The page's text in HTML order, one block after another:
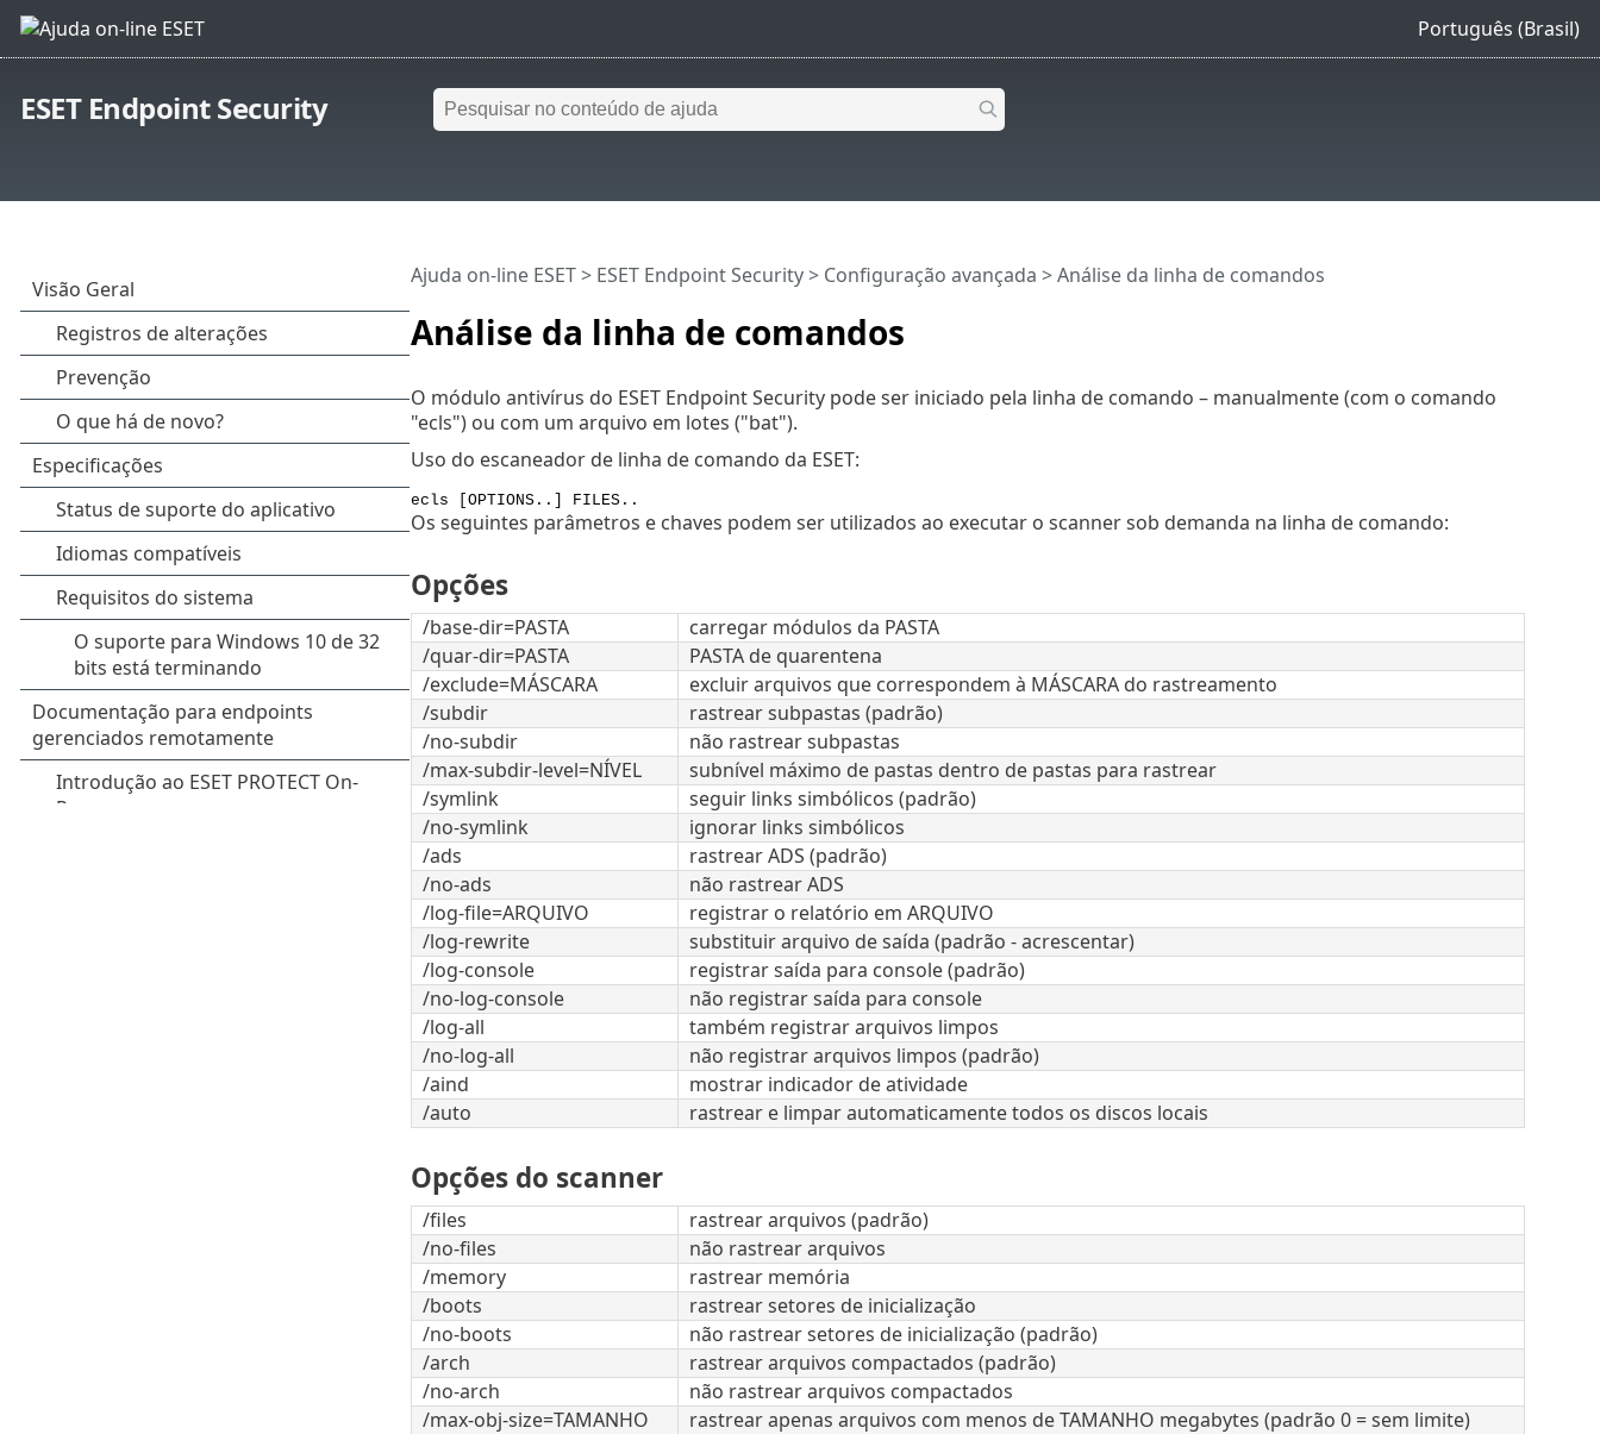
Português (Brasil)
ESET Endpoint Security
Análise da linha de comandos
Ajuda on-line ESET> ESET Endpoint Security> Configuração avançada > Análise da linha de comandos
O módulo antivírus do ESET Endpoint Security pode ser iniciado pela linha de comando – manualmente (com o comando
"ecls") ou com um arquivo em lotes ("bat").
Uso do escaneador de linha de comando da ESET:
ecls [OPTIONS..] FILES..
Os seguintes parâmetros e chaves podem ser utilizados ao executar o scanner sob demanda na linha de comando:
Opções
/base-dir=PASTA
carregar módulos da PASTA
/quar-dir=PASTA
PASTA de quarentena
/exclude=MÁSCARA
excluir arquivos que correspondem à MÁSCARA do rastreamento
/subdir
rastrear subpastas (padrão)
/no-subdir
não rastrear subpastas
/max-subdir-level=NÍVEL
subnível máximo de pastas dentro de pastas para rastrear
/symlink
seguir links simbólicos (padrão)
/no-symlink
ignorar links simbólicos
/ads
rastrear ADS (padrão)
/no-ads
não rastrear ADS
/log-file=ARQUIVO
registrar o relatório em ARQUIVO
/log-rewrite
substituir arquivo de saída (padrão - acrescentar)
/log-console
registrar saída para console (padrão)
/no-log-console
não registrar saída para console
/log-all
também registrar arquivos limpos
/no-log-all
não registrar arquivos limpos (padrão)
/aind
mostrar indicador de atividade
/auto
rastrear e limpar automaticamente todos os discos locais
Opções do scanner
/files
rastrear arquivos (padrão)
/no-files
não rastrear arquivos
/memory
rastrear memória
/boots
rastrear setores de inicialização
/no-boots
não rastrear setores de inicialização (padrão)
/arch
rastrear arquivos compactados (padrão)
/no-arch
não rastrear arquivos compactados
/max-obj-size=TAMANHO
rastrear apenas arquivos com menos de TAMANHO megabytes (padrão 0 = sem limite)